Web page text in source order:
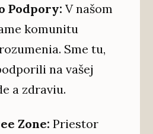
Podpory: V našom
komunitu
Sme tu,
na vašej
a zdraviu.
Zone: Priestor